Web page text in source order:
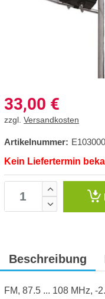
33,00 €
zzgl. Versandkosten
Artikelnummer:
Kein Liefertermin
Beschreibung
FM, 87.5 ... 108 MHz, -